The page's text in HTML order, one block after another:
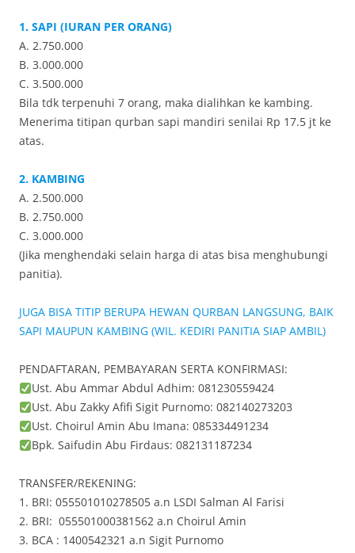
1. SAPI (IURAN PER ORANG)
A. 2.750.000
B. 3.000.000
C. 3.500.000
Bila tdk terpenuhi 7 orang, maka dialihkan ke kambing.
Menerima titipan qurban sapi mandiri senilai Rp 17.5 jt ke
atas.
2. KAMBING
A. 2.500.000
B. 2.750.000
C. 3.000.000
(Jika menghendaki selain harga di atas bisa menghubungi
panitia).
JUGA BISA TITIP BERUPA HEWAN QURBAN LANGSUNG, BAIK
SAPI MAUPUN KAMBING (WIL. KEDIRI PANITIA SIAP AMBIL)
PENDAFTARAN, PEMBAYARAN SERTA KONFIRMASI:
Ust. Abu Ammar Abdul Adhim: 081230559424
Ust. Abu Zakky Afifi Sigit Purnomo: 082140273203
Ust. Choirul Amin Abu Imana: 085334491234
Bpk. Saifudin Abu Firdaus: 082131187234
TRANSFER/REKENING:
1. BRI: 055501010278505 a.n LSDI Salman Al Farisi
2. BRI: 055501000381562 a.n Choirul Amin
3. BCA : 1400542321 a.n Sigit Purnomo